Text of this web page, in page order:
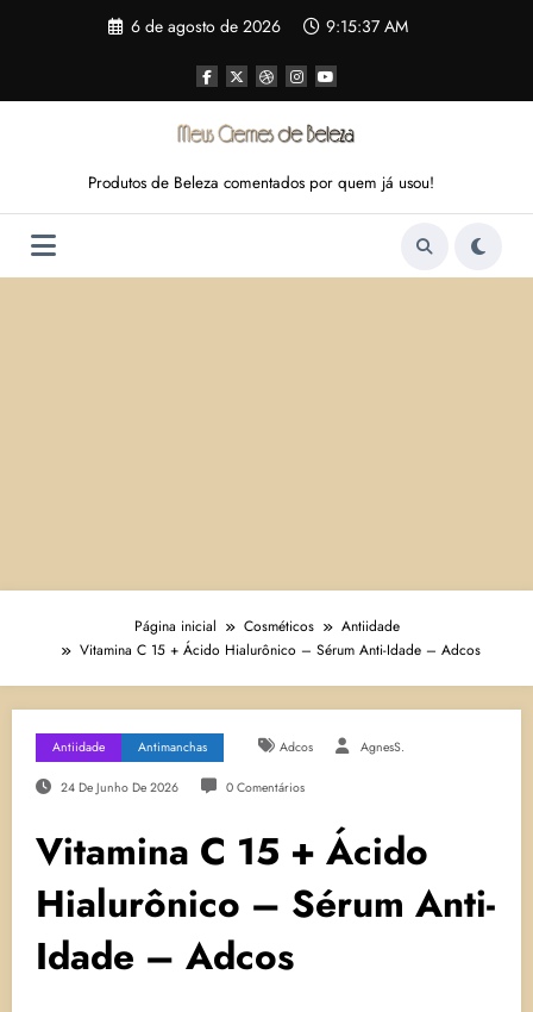
6 de agosto de 2026 9:15:38 AM
Produtos de Beleza comentados por quem já usou!
Página inicial Cosméticos
Antiidade
Vitamina C 15 + Ácido Hialurônico – Sérum Anti-Idade – Adcos
Antiidade Antimanchas Adcos AgnesS.
24 De Junho De 2026 0 Comentários
Vitamina C 15 + Ácido
Hialurônico – Sérum Anti-
Idade – Adcos